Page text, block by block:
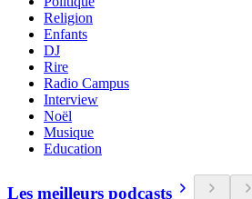
Religion
Enfants
DJ
Rire
Radio Campus
Interview
Noël
Musique
Education
Les meilleurs podcasts